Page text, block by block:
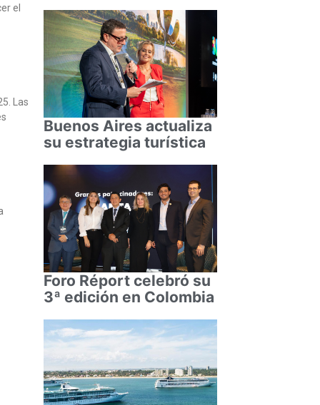
el
Las
Buenos Aires actualiza
su estrategia turística
Foro Réport celebró su
3ª edición en Colombia